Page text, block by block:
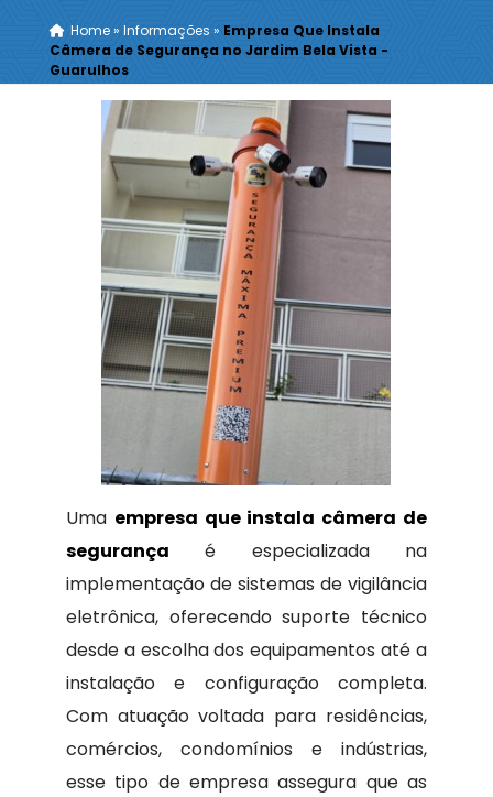
Home» Informações » Empresa Que Instala
Câmera de Segurança no Jardim Bela Vista -
Guarulhos
Uma empresa que instala câmera de
segurança é especializada na
implementação de sistemas de vigilância
eletrônica, oferecendo suporte técnico
desde a escolha dos equipamentos até a
instalação e configuração completa.
Com atuação voltada para residências,
comércios, condomínios e indústrias,
esse tipo de empresa assegura que as